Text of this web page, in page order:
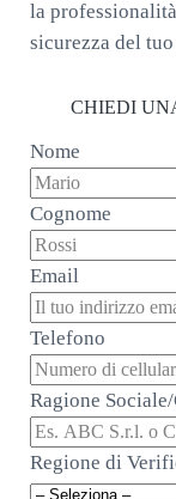
la
sicurezza del
CHIEDI
Nome
Cognome
Email
Telefono
Ragione
Regione di